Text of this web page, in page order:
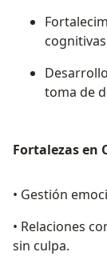
toma de
Fortalezas en
• Gestión
• Relaciones
sin culpa.